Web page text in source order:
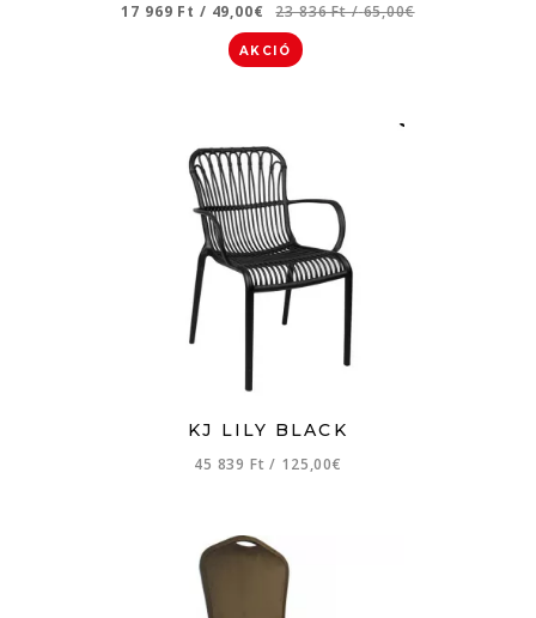
17 969 Ft / 49,00€ 23 836 Ft/ 65,00€
AKCIÓ
KJ LILY BLACK
45 839 Ft/ 125,00€